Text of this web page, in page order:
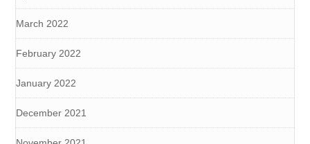
March 2022
February 2022
January 2022
December 2021